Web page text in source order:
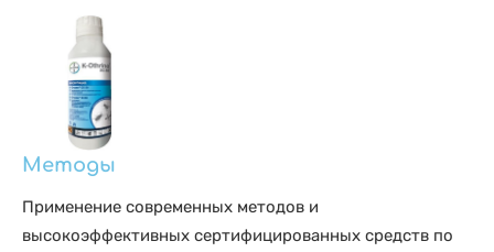
Методы
Применение современных методов и
высокоэффективных сертифицированных средств по